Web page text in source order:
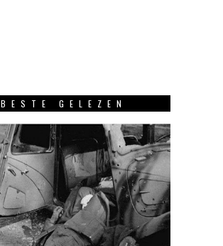
BESTE GELEZEN